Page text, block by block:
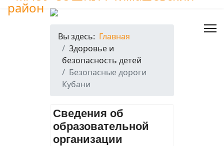
Вы здесь: Главная
Здоровье и
безопасность детей
Безопасные дороги
Кубани
Сведения об
образовательной
организации